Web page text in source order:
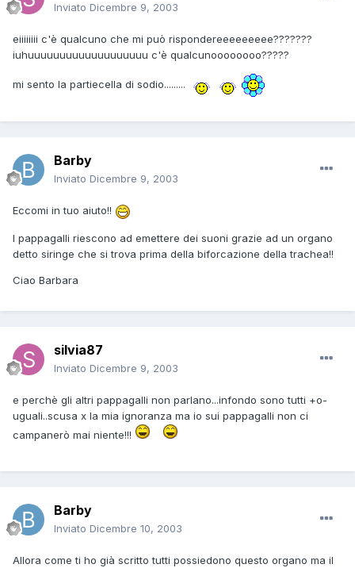
Inviato Dicembre 9, 2003
eiiiiiiii c'è qualcuno che mi può rispondereeeeeeeee???????
iuhuuuuuuuuuuuuuuuuuuu c'è qualcunoooooooo?????
mi sento la partiecella di sodio.........
Barby
Inviato Dicembre 9, 2003
Eccomi in tuo aiuto!!
I pappagalli riescono ad emettere dei suoni grazie ad un organo
detto siringe che si trova prima della biforcazione della trachea!!
Ciao Barbara
silvia87
Inviato Dicembre 9, 2003
e perchè gli altri pappagalli non parlano...infondo sono tutti +o-
uguali..scusa x la mia ignoranza ma io sui pappagalli non ci
campanerò mai niente!!!
Barby
Inviato Dicembre 10, 2003
Allora come ti ho già scritto tutti possiedono questo organo ma il